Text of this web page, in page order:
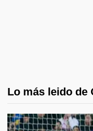
Lo más leido de